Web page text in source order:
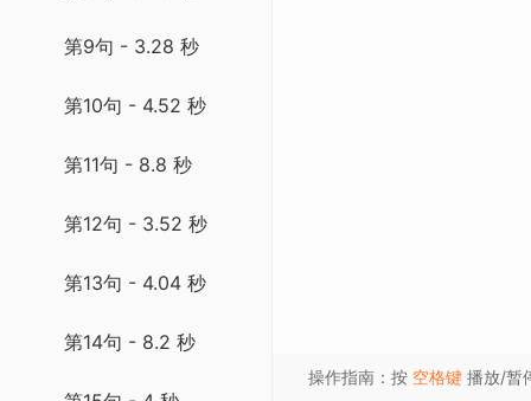
第9句 - 3.28 秒
第10句 - 4.52 秒
第11句 - 8.8 秒
第12句 - 3.52 秒
第13句 - 4.04 秒
第14句 - 8.2 秒
操作指南：按 空格键 播放/暂